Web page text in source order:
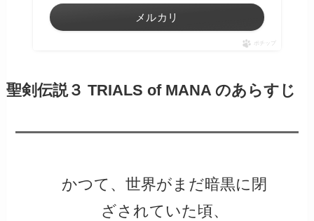
メルカリ
ポチップ
聖剣伝説３ TRIALS of MANA のあらすじ
かつて、世界がまだ暗黒に閉
ざされていた頃、